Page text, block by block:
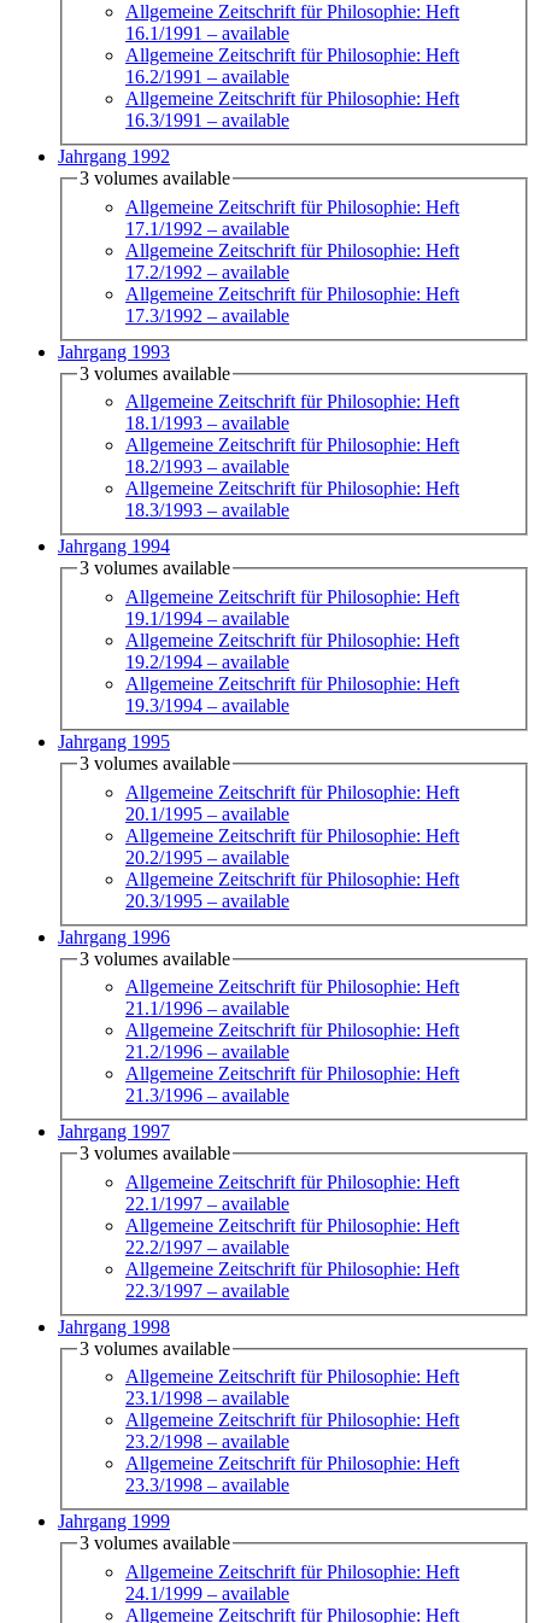
Allgemeine Zeitschrift für Philosophie: Heft
16.1/1991 – available
Allgemeine Zeitschrift für Philosophie: Heft
16.2/1991 – available
Allgemeine Zeitschrift für Philosophie: Heft
16.3/1991 – available
Jahrgang 1992
3 volumes available
Allgemeine Zeitschrift für Philosophie: Heft
17.1/1992 – available
Allgemeine Zeitschrift für Philosophie: Heft
17.2/1992 – available
Allgemeine Zeitschrift für Philosophie: Heft
17.3/1992 – available
Jahrgang 1993
3 volumes available
Allgemeine Zeitschrift für Philosophie: Heft
18.1/1993 – available
Allgemeine Zeitschrift für Philosophie: Heft
18.2/1993 – available
Allgemeine Zeitschrift für Philosophie: Heft
18.3/1993 – available
Jahrgang 1994
3 volumes available
Allgemeine Zeitschrift für Philosophie: Heft
19.1/1994 – available
Allgemeine Zeitschrift für Philosophie: Heft
19.2/1994 – available
Allgemeine Zeitschrift für Philosophie: Heft
19.3/1994 – available
Jahrgang 1995
3 volumes available
Allgemeine Zeitschrift für Philosophie: Heft
20.1/1995 – available
Allgemeine Zeitschrift für Philosophie: Heft
20.2/1995 – available
Allgemeine Zeitschrift für Philosophie: Heft
20.3/1995 – available
Jahrgang 1996
3 volumes available
Allgemeine Zeitschrift für Philosophie: Heft
21.1/1996 – available
Allgemeine Zeitschrift für Philosophie: Heft
21.2/1996 – available
Allgemeine Zeitschrift für Philosophie: Heft
21.3/1996 – available
Jahrgang 1997
3 volumes available
Allgemeine Zeitschrift für Philosophie: Heft
22.1/1997 – available
Allgemeine Zeitschrift für Philosophie: Heft
22.2/1997 – available
Allgemeine Zeitschrift für Philosophie: Heft
22.3/1997 – available
Jahrgang 1998
3 volumes available
Allgemeine Zeitschrift für Philosophie: Heft
23.1/1998 – available
Allgemeine Zeitschrift für Philosophie: Heft
23.2/1998 – available
Allgemeine Zeitschrift für Philosophie: Heft
23.3/1998 – available
Jahrgang 1999
3 volumes available
Allgemeine Zeitschrift für Philosophie: Heft
24.1/1999 – available
Allgemeine Zeitschrift für Philosophie: Heft